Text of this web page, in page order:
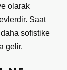
olarak
Saat
daha sofistike
gelir.